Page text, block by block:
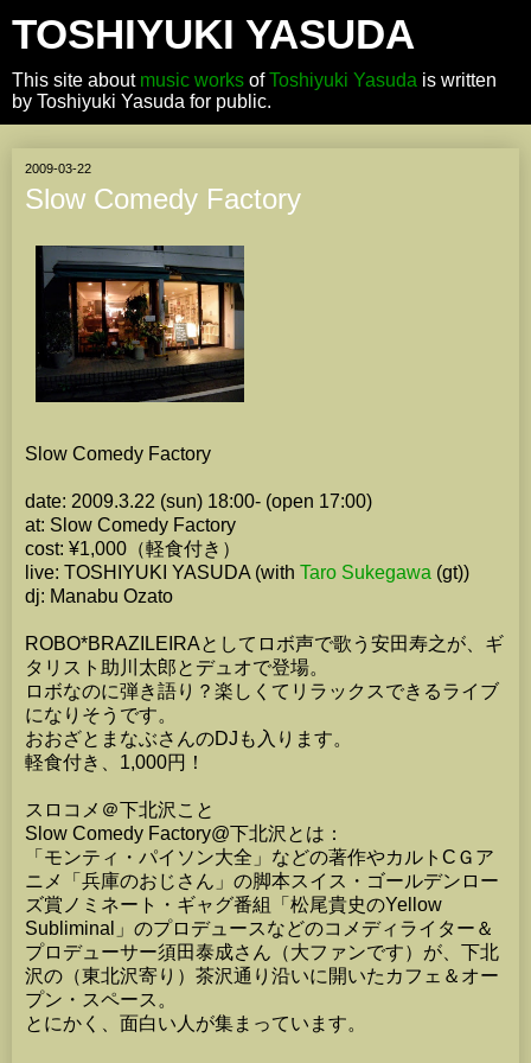
TOSHIYUKI YASUDA
This site about music works ofToshiyuki Yasuda is written
by Toshiyuki Yasuda for public.
2009-03-22
Slow Comedy Factory
Slow Comedy Factory
date: 2009.3.22 (sun) 18:00- (open 17:00)
at: Slow Comedy Factory
cost: ¥1,000（軽食付き）
live: TOSHIYUKI YASUDA (with Taro Sukegawa (gt))
dj: Manabu Ozato
ROBO*BRAZILEIRAとしてロボ声で歌う安田寿之が、ギ
タリスト助川太郎とデュオで登場。
ロボなのに弾き語り？楽しくてリラックスできるライブ
になりそうです。
おおざとまなぶさんのDJも入ります。
軽食付き、1,000円！
スロコメ＠下北沢こと
Slow Comedy Factory@下北沢とは：
「モンティ・パイソン大全」などの著作やカルトCＧア
ニメ「兵庫のおじさん」の脚本スイス・ゴールデンロー
ズ賞ノミネート・ギャグ番組「松尾貴史のYellow
Subliminal」のプロデュースなどのコメディライター＆
プロデューサー須田泰成さん（大ファンです）が、下北
沢の（東北沢寄り）茶沢通り沿いに開いたカフェ＆オー
プン・スペース。
とにかく、面白い人が集まっています。